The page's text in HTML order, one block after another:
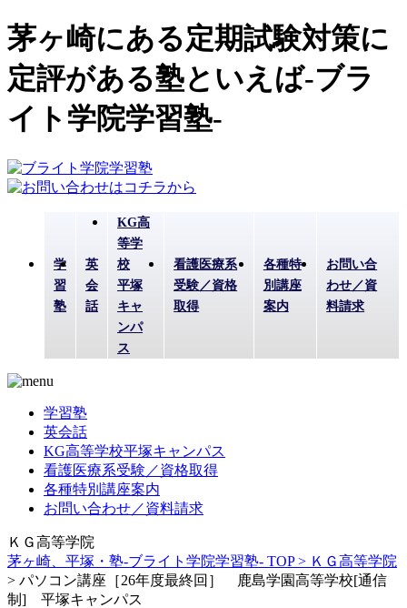
茅ヶ崎にある定期試験対策に
定評がある塾といえば-ブラ
イト学院学習塾-
学
習
塾
英
会
話
KG高
等学
校
平塚
キャ
ンパ
ス
看護医療系
受験／資格
取得
各種特
別講座
案内
お問い合
わせ／資
料請求
学習塾
英会話
KG高等学校平塚キャンパス
看護医療系受験／資格取得
各種特別講座案内
お問い合わせ／資料請求
ＫＧ高等学院
茅ヶ崎、平塚・塾-ブライト学院学習塾- TOP > ＫＧ高等学院
> パソコン講座［26年度最終回］ 鹿島学園高等学校[通信
制] 平塚キャンパス